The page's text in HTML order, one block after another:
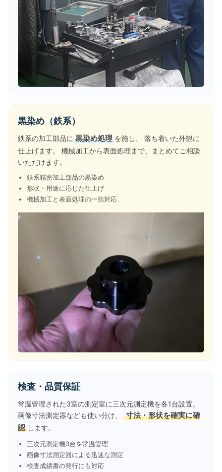
黒染め（鉄系）
鉄系の加工部品に 黒染め処理 を施し、 落ち着いた外観に
仕上げます。 機械加工から表面処理まで、まとめてご相談
いただけます。
鉄系精密加工部品の黒染め
形状・用途に応じた仕上げ
機械加工と表面処理の一括対応
検査・品質保証
常温管理された3室の測定室に三次元測定機を各1台設置。
画像寸法測定器なども使い分け、
寸法・形状を確実に確
認 します。
三次元測定機3台を常温管理
画像寸法測定器による迅速な測定
検査成績書の発行にも対応